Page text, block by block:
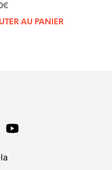
€
AU PANIER